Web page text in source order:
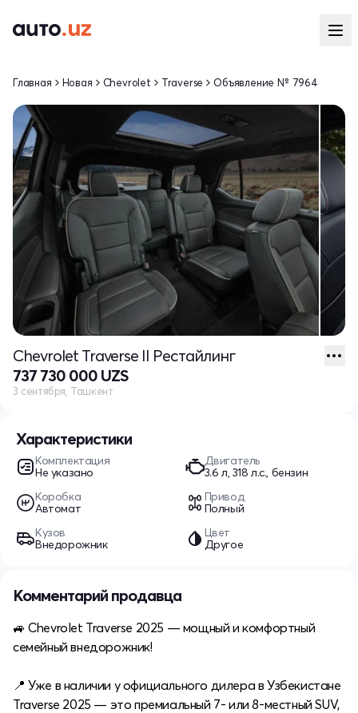
Характеристики
Комплектация
Не указано
Двигатель
3.6 л, 318 л.с., бензин
Коробка
Автомат
Привод
Полный
Кузов
Внедорожник
Цвет
Другое
Главная Новая Chevrolet Traverse Объявление № 7964
Chevrolet Traverse II Рестайлинг
737 730 000 UZS
3 сентября, Ташкент
Комментарий продавца
🚙 Chevrolet Traverse 2025 — мощный и комфортный
семейный внедорожник!
📍 Уже в наличии у официального дилера в Узбекистане
Traverse 2025 — это премиальный 7- или 8-местный SUV,